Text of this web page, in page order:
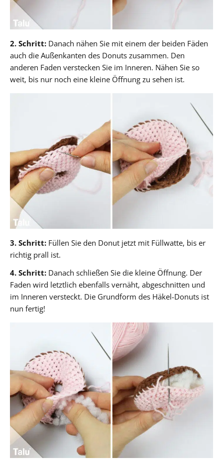
2. Schritt: Danach nähen Sie mit einem der beiden Fäden
auch die Außenkanten des Donuts zusammen. Den
anderen Faden verstecken Sie im Inneren. Nähen Sie so
weit, bis nur noch eine kleine Öffnung zu sehen ist.
3. Schritt: Füllen Sie den Donut jetzt mit Füllwatte, bis er
richtig prall ist.
4. Schritt: Danach schließen Sie die kleine Öffnung. Der
Faden wird letztlich ebenfalls vernäht, abgeschnitten und
im Inneren versteckt. Die Grundform des Häkel-Donuts ist
nun fertig!